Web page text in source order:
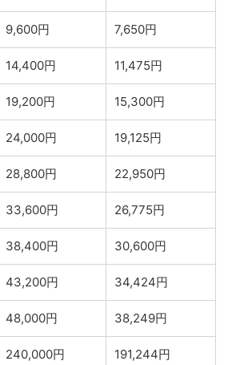
9,600円 7,650円
14,400円 11,475円
19,200円 15,300円
24,000円 19,125円
28,800円 22,950円
33,600円 26,775円
38,400円 30,600円
43,200円 34,424円
48,000円 38,249円
240,000円 191,244円